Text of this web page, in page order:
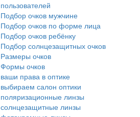
пользователей
Подбор очков мужчине
Подбор очков по форме лица
Подбор очков ребёнку
Подбор солнцезащитных очков
Размеры очков
Формы очков
ваши права в оптике
выбираем салон оптики
поляризационные линзы
солнцезащитные линзы